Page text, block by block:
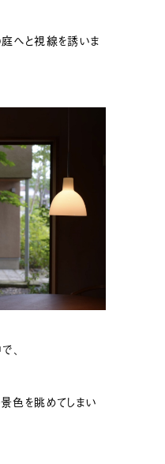
へと視線を誘いま
、
色を眺めてしまい